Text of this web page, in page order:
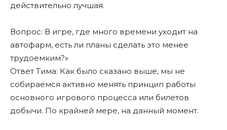
действительно лучшая.
Вопрос: В игре, где много времени уходит на
автофарм, есть ли планы сделать это менее
трудоемким?»
Ответ Тима: Как было сказано выше, мы не
собираемся активно менять принцип работы
основного игрового процесса или билетов
добычи. По крайней мере, на данный момент.